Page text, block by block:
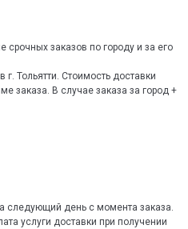
срочных заказов по городу и за его
г. Тольятти. Стоимость доставки
заказа. В случае заказа за город +
следующий день с момента заказа.
услуги доставки при получении